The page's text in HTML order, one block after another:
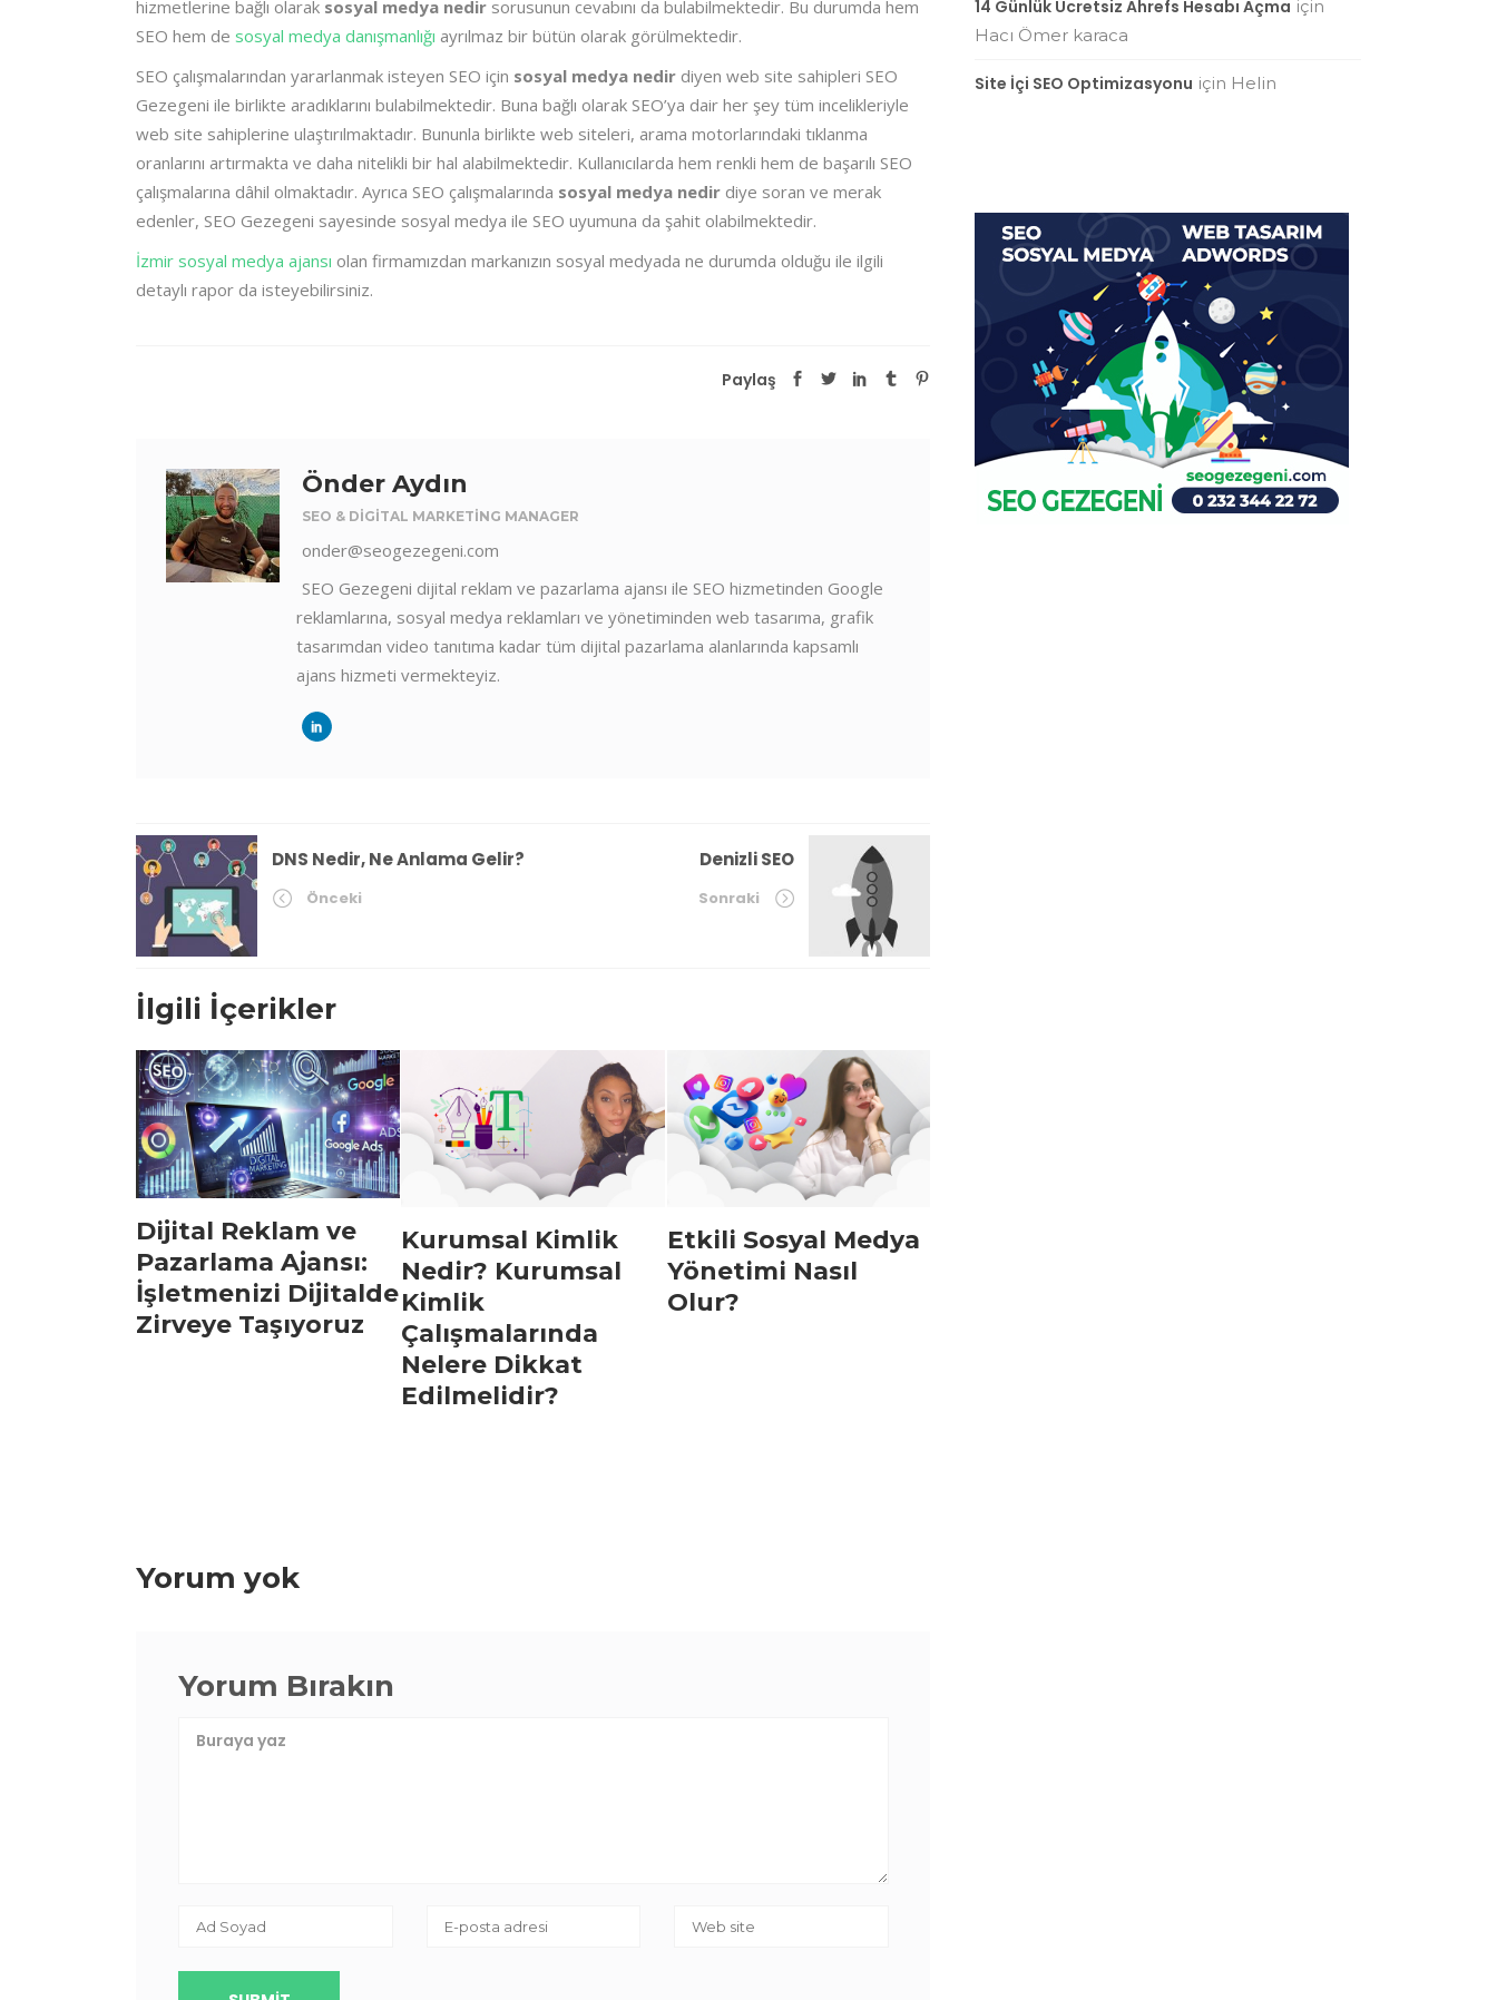
hizmetlerine bağlı olarak sosyal medya nedir sorusunun cevabını da bulabilmektedir. Bu durumda hem
SEO hem de sosyal medya danışmanlığı ayrılmaz bir bütün olarak görülmektedir.
SEO çalışmalarından yararlanmak isteyen SEO için sosyal medya nedir diyen web site sahipleri SEO
Gezegeni ile birlikte aradıklarını bulabilmektedir. Buna bağlı olarak SEO’ya dair her şey tüm incelikleriyle
web site sahiplerine ulaştırılmaktadır. Bununla birlikte web siteleri, arama motorlarındaki tıklanma
oranlarını artırmakta ve daha nitelikli bir hal alabilmektedir. Kullanıcılarda hem renkli hem de başarılı SEO
çalışmalarına dâhil olmaktadır. Ayrıca SEO çalışmalarında sosyal medya nedir diye soran ve merak
edenler, SEO Gezegeni sayesinde sosyal medya ile SEO uyumuna da şahit olabilmektedir.
İzmir sosyal medya ajansı olan firmamızdan markanızın sosyal medyada ne durumda olduğu ile ilgili
detaylı rapor da isteyebilirsiniz.
Paylaş
Önder Aydın
SEO & DIGITAL MARKETING MANAGER
onder@seogezegeni.com
SEO Gezegeni dijital reklam ve pazarlama ajansı ile SEO hizmetinden Google
reklamlarına, sosyal medya reklamları ve yönetiminden web tasarıma, grafik
tasarımdan video tanıtıma kadar tüm dijital pazarlama alanlarında kapsamlı
ajans hizmeti vermekteyiz.
DNS Nedir, Ne Anlama Gelir?
Önceki
Denizli SEO
Sonraki
İlgili İçerikler
Dijital Reklam ve
Pazarlama Ajansı:
İşletmenizi Dijitalde
Zirveye Taşıyoruz
Kurumsal Kimlik
Nedir? Kurumsal
Kimlik
Çalışmalarında
Nelere Dikkat
Edilmelidir?
Etkili Sosyal Medya
Yönetimi Nasıl
Olur?
Yorum yok
Yorum Bırakın
14 Günlük Ücretsiz Ahrefs Hesabı Açma için
Hacı Ömer karaca
Site İçi SEO Optimizasyonu için Helin